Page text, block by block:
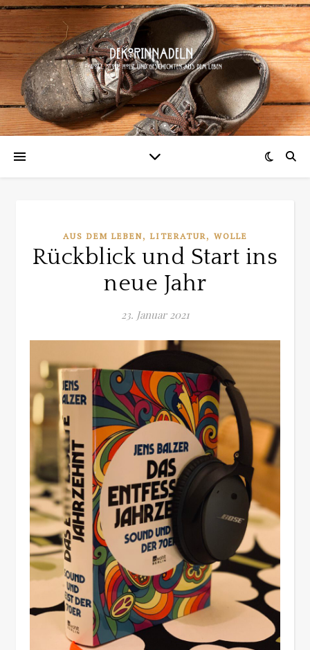
AUS DEM LEBEN, LITERATUR, WOLLE
Rückblick und Start ins
neue Jahr
23. Januar 2021